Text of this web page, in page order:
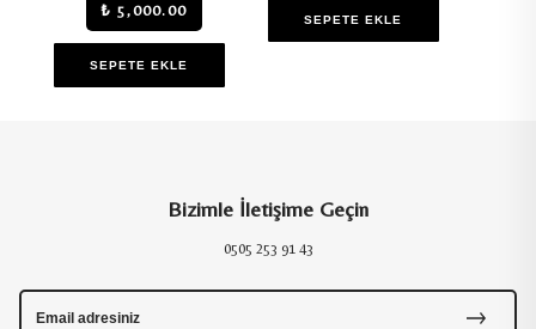
₺ 5,000.00
SEPETE EKLE
SEPETE EKLE
Bizimle İletişime Geçin
0505 253 91 43